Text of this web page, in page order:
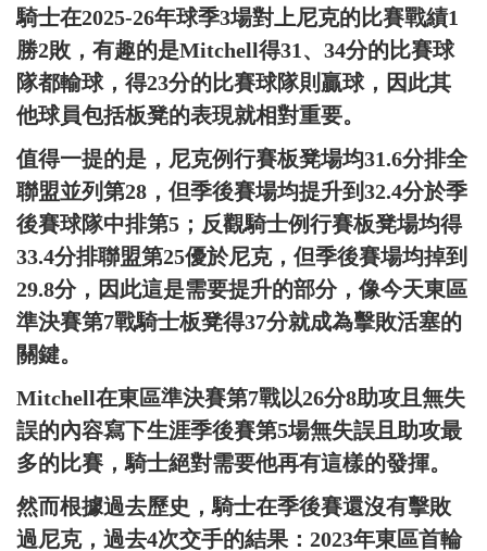
騎士在2025-26年球季3場對上尼克的比賽戰績1
勝2敗，有趣的是Mitchell得31、34分的比賽球
隊都輸球，得23分的比賽球隊則贏球，因此其
他球員包括板凳的表現就相對重要。
值得一提的是，尼克例行賽板凳場均31.6分排全
聯盟並列第28，但季後賽場均提升到32.4分於季
後賽球隊中排第5；反觀騎士例行賽板凳場均得
33.4分排聯盟第25優於尼克，但季後賽場均掉到
29.8分，因此這是需要提升的部分，像今天東區
準決賽第7戰騎士板凳得37分就成為擊敗活塞的
關鍵。
Mitchell在東區準決賽第7戰以26分8助攻且無失
誤的內容寫下生涯季後賽第5場無失誤且助攻最
多的比賽，騎士絕對需要他再有這樣的發揮。
然而根據過去歷史，騎士在季後賽還沒有擊敗
過尼克，過去4次交手的結果：2023年東區首輪